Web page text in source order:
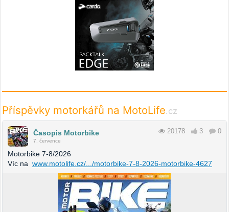
Příspěvky motorkářů na MotoLife.cz
Časopis Motorbike
7. července
20178 3 0
Motorbike 7-8/2026
Víc na www.motolife.cz/.../motorbike-7-8-2026-motorbike-4627